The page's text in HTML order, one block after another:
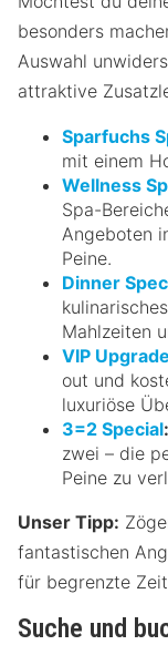
besonders
Auswahl
attraktive
Sparfuchs
mit einem
Wellness
Spa-
Angeboten
Peine.
Dinner
Mahlzeiten
VIP
out und
luxuriöse
3=2 Special:
zwei – die
Peine zu
Unser Tipp:
fantastischen
für begrenzte
Suche und